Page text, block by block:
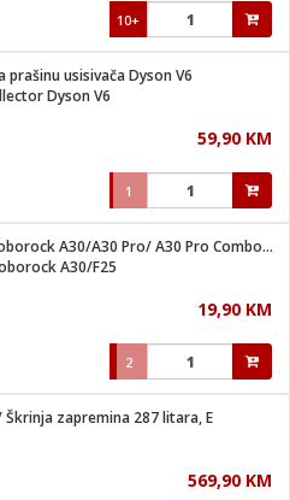
10+
prašinu usisivača Dyson V6
Dyson V6
59,90 KM
1
Filtera za Roborock A30/A30 Pro/ A30 Pro Combo/ F25/F25 ACE
A30/F25
19,90 KM
2
Škrinja zapremina 287 litara, E
569,90 KM